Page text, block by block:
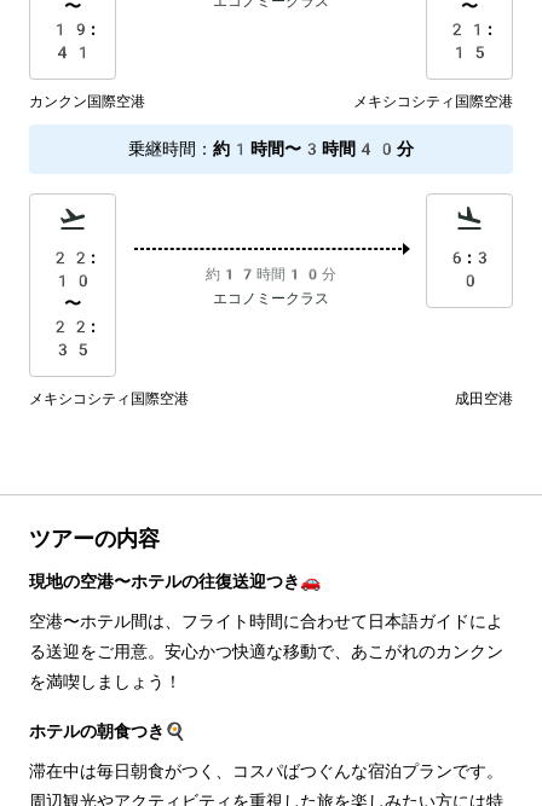
〜
19:
41
〜
21:
15
カンクン国際空港 メキシコシティ国際空港
乗継時間 ： 約1時間〜3時間40分
22:
10
〜
22:
35
約17時間10分
エコノミークラス
6:3
0
メキシコシティ国際空港 成田空港
ツアーの内容
現地の空港〜ホテルの往復送迎つき🚗
空港〜ホテル間は、フライト時間に合わせて日本語ガイドによ
る送迎をご用意。安心かつ快適な移動で、あこがれのカンクン
を満喫しましょう！
ホテルの朝食つき🍳
滞在中は毎日朝食がつく、コスパばつぐんな宿泊プランです。
周辺観光やアクティビティを重視した旅を楽しみたい方には特